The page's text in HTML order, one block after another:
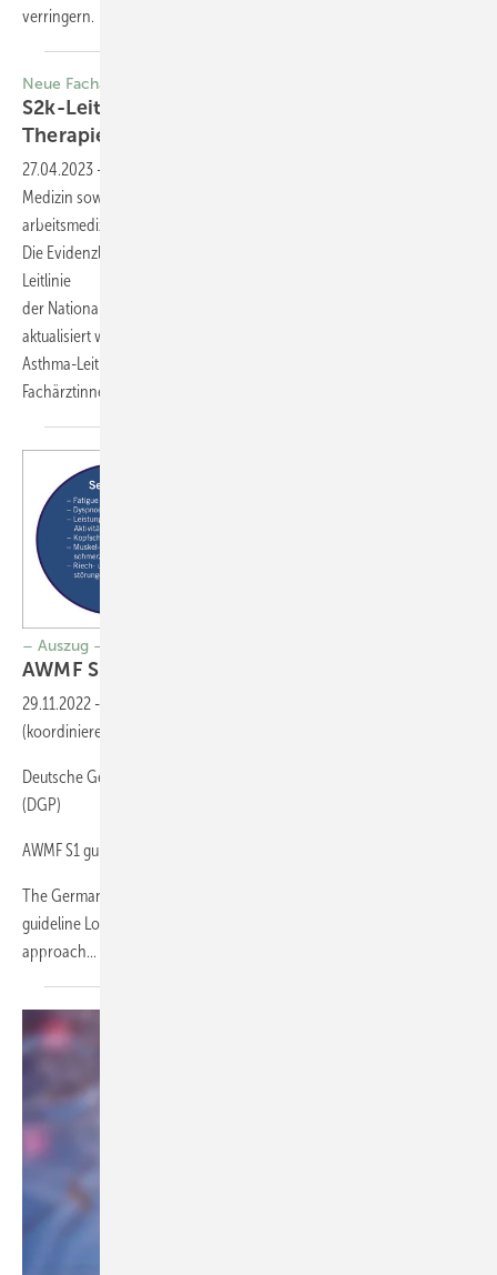
verringern.
Neue Facharztleitlinie Asthma erschienen
S2k-Leitlinie Fachärztliche Diagnostik und
Therapie von
27.04.2023 -
Medizin sowie in der betriebsärztlichen Praxis, Berufsberatung und
arbeitsmedizinischen Zusammenhangsbeurteilung eine große Rolle.
Die Evidenzlage zur Diagnostik und Therapie von Asthma ist in der S3-
Leitlinie
der Nationalen Versorgungsleitlinie (NVL) Asthma zuletzt 2020
aktualisiert worden. Die im März 2023 erschienene fachärztliche S2k-
Asthma-Leitlinie richtet sich vorrangig an pneumologisch tätige
Fachärztinnen und
– Auszug –
AWMF S1-Leitlinie
29.11.2022 -
(koordinierender und korrespondierender Autor)
Deutsche Gesellschaft für Pneumologie und Beatmungsmedizin e.V.
(DGP)
AWMF S1 guideline Long COVID/Post-COVID
The German Society of Pneumology initiated 2021 the AWMF S1
guideline Long COVID/Post-COVID. In a broad interdisciplinary
approach...